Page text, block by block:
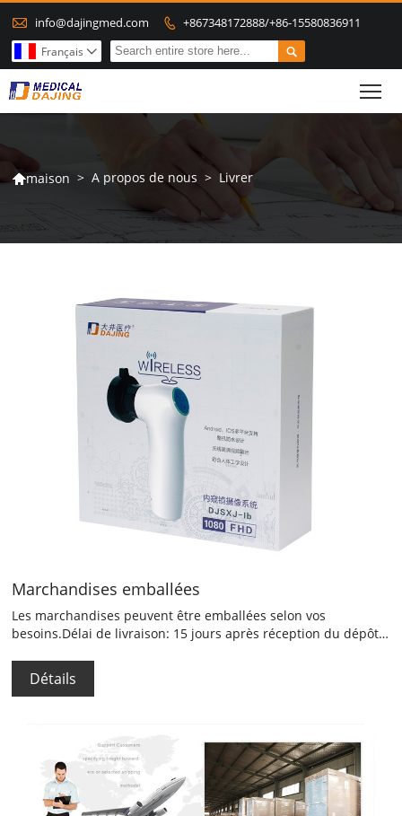
 info@dajingmed.com  +867348172888/+86-15580836911

Français 
maison > A propos de nous > Livrer
Marchandises emballées
Les marchandises peuvent être emballées selon vos
besoins.Délai de livraison: 15 jours après réception du dépôt
Détails